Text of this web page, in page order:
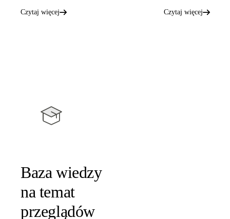
Czytaj więcej Czytaj więcej
Baza wiedzy
na temat
przeglądów